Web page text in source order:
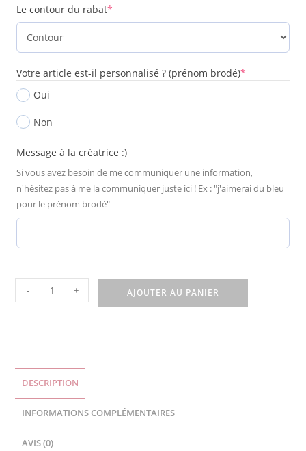
Le contour du rabat*
Votre article est-il personnalisé ? (prénom brodé)*
Oui
Non
Message à la créatrice :)
Si vous avez besoin de me communiquer une information,
n'hésitez pas à me la communiquer juste ici ! Ex : "j'aimerai du bleu
pour le prénom brodé"
- + AJOUTER AU PANIER
DESCRIPTION
INFORMATIONS COMPLÉMENTAIRES
AVIS (0)